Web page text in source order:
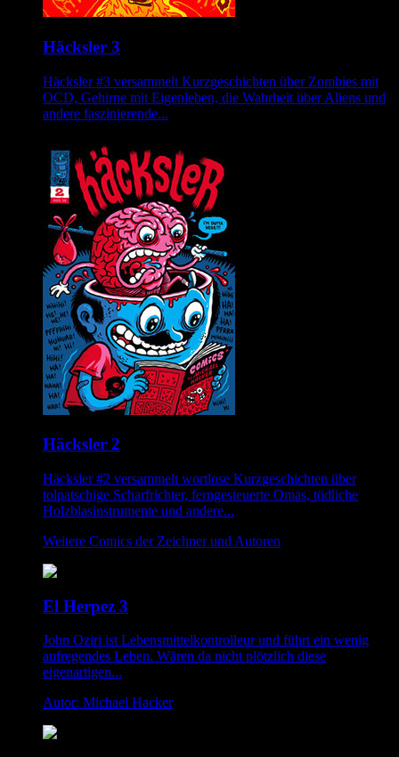
Häcksler 3
Häcksler #3 versammelt Kurzgeschichten über Zombies mit
OCD, Gehirne mit Eigenleben, die Wahrheit über Aliens und
andere faszinierende...
Häcksler 2
Häcksler #2 versammelt wortlose Kurzgeschichten über
tolpatschige Scharfrichter, ferngesteuerte Omas, tödliche
Holzblasinstrumente und andere...
Weitere Comics der Zeichner und Autoren
El Herpez 3
John Oziri ist Lebensmittelkontrolleur und führt ein wenig
aufregendes Leben. Wären da nicht plötzlich diese
eigenartigen...
Autor: Michael Hacker